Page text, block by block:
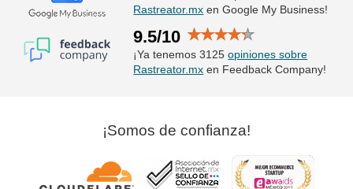
Rastreator.mx en Google My Business!
9.5/10
¡Ya tenemos 3125opiniones sobre
Rastreator.mx en Feedback Company!
¡Somos de confianza!